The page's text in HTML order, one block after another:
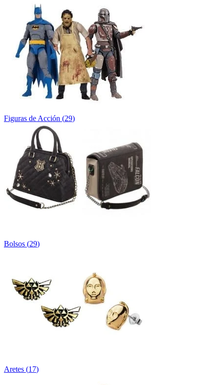
Figuras de Acción (29)
Bolsos (29)
Aretes (17)